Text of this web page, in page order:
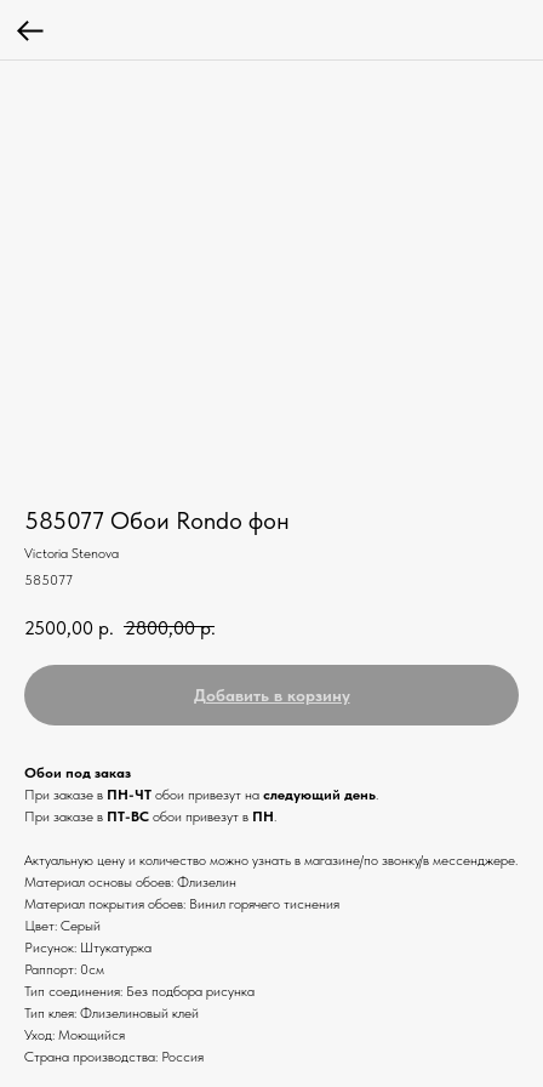
585077 Обои Rondo фон
Victoria Stenova
585077
2500,00 р. 2800,00 р.
Добавить в корзину
Обои под заказ
При заказе в ПН-ЧТ обои привезут на следующий день.
При заказе в ПТ-ВС обои привезут в ПН.
Актуальную цену и количество можно узнать в магазине/по звонку/в мессенджере.
Материал основы обоев: Флизелин
Материал покрытия обоев: Винил горячего тиснения
Цвет: Серый
Рисунок: Штукатурка
Раппорт: 0см
Тип соединения: Без подбора рисунка
Тип клея: Флизелиновый клей
Уход: Моющийся
Страна производства: Россия